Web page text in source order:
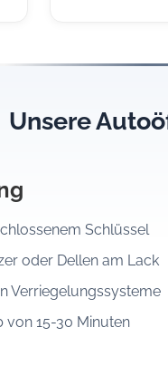
Unsere
Schlüssel
oder Dellen am Lack
Verriegelungssysteme
von 15-30 Minuten